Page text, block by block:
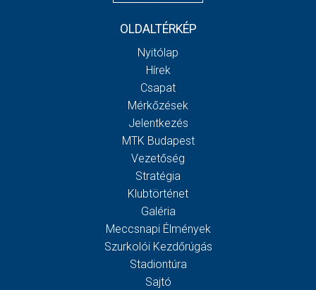
OLDALTÉRKÉP
Nyitólap
Hírek
Csapat
Mérkőzések
Jelentkezés
MTK Budapest
Vezetőség
Stratégia
Klubtörténet
Galéria
Meccsnapi Élmények
Szurkolói Kezdőrúgás
Stadiontúra
Sajtó